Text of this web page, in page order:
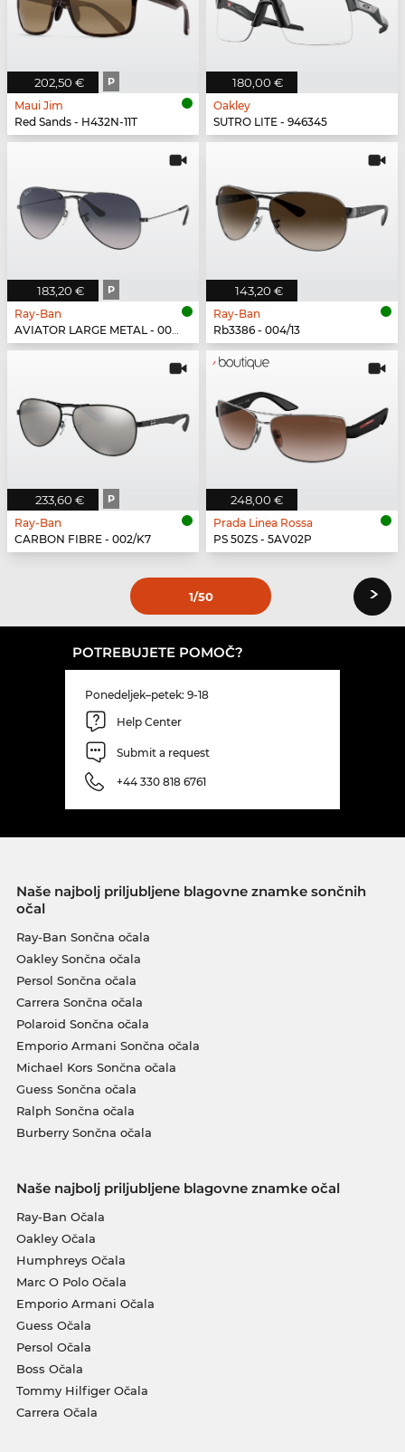
202,50 € P
Maui Jim
Red Sands - H432N-11T
180,00 €
Oakley
SUTRO LITE - 946345
183,20 € P
Ray-Ban
AVIATOR LARGE METAL - 004/78
143,20 €
Ray-Ban
Rb3386 - 004/13
233,60 € P
Ray-Ban
CARBON FIBRE - 002/K7
248,00 €
Prada Linea Rossa
PS 50ZS - 5AV02P
1/50 ›
POTREBUJETE POMOČ?
Ponedeljek–petek: 9-18
Help Center
Submit a request
+44 330 818 6761
Naše najbolj priljubljene blagovne znamke sončnih
očal
Ray-Ban Sončna očala
Oakley Sončna očala
Persol Sončna očala
Carrera Sončna očala
Polaroid Sončna očala
Emporio Armani Sončna očala
Michael Kors Sončna očala
Guess Sončna očala
Ralph Sončna očala
Burberry Sončna očala
Naše najbolj priljubljene blagovne znamke očal
Ray-Ban Očala
Oakley Očala
Humphreys Očala
Marc O Polo Očala
Emporio Armani Očala
Guess Očala
Persol Očala
Boss Očala
Tommy Hilfiger Očala
Carrera Očala